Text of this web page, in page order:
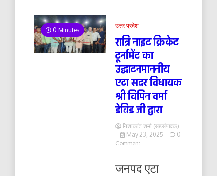
0 Minutes
उत्तर प्रदेश
रात्रि नाइट क्रिकेट
टूर्नामेंट का
उद्घाटनमाननीय
एटा सदर विधायक
श्री विपिन वर्मा
डेविड जी द्वारा
निशाकांत शर्मा (सहसंपादक)
May 23, 2025
0
Commenton
क्रिकेट
जनपद एटा